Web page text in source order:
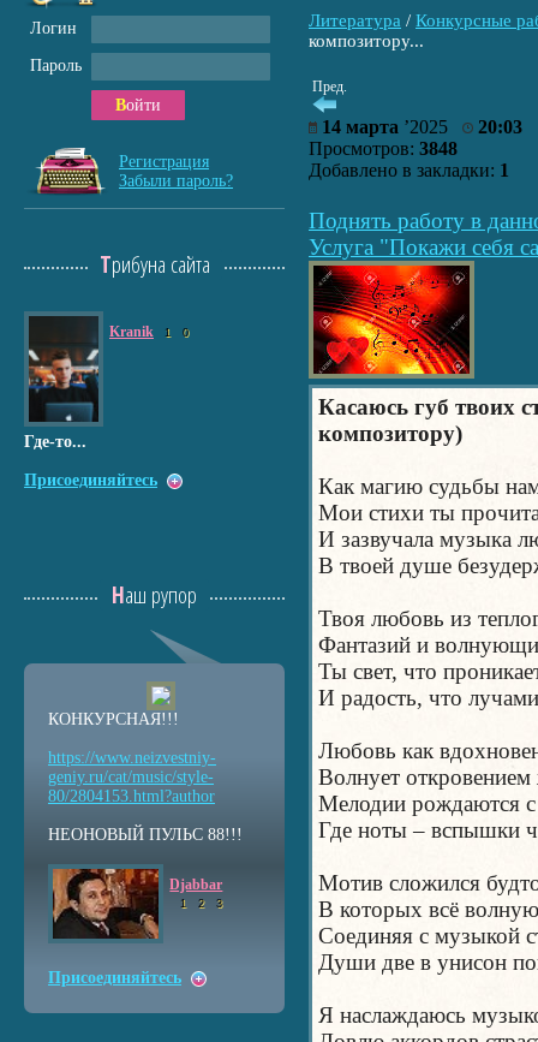
Литература / Конкурсные
композитору...
Пред.
14 марта ’2025
20:03
Просмотров: 3848
Добавлено в закладки: 1
Поднять работу в
Услуга "Покажи себя
Касаюсь губ твоих
композитору)
Как магию судьбы
Мои стихи ты
И зазвучала музыка
В твоей душе
Твоя любовь из
Фантазий и
Ты свет, что
И радость, что
Любовь как
Волнует
Мелодии рождаются с
Где ноты – вспышки
Мотив сложился
В которых всё
Соединяя с музыкой
Души две в унисон
Я наслаждаюсь
Логин
Пароль
Войти
Регистрация
Забыли пароль?
Трибуна сайта
Kranik 1 0
Где-то...
Присоединяйтесь
Наш рупор
КОНКУРСНАЯ!!!
https://www.neizvestniy-
geniy.ru/cat/music/style-
80/2804153.html?author
НЕОНОВЫЙ ПУЛЬС 88!!!
Djabbar
1 2 3
Присоединяйтесь